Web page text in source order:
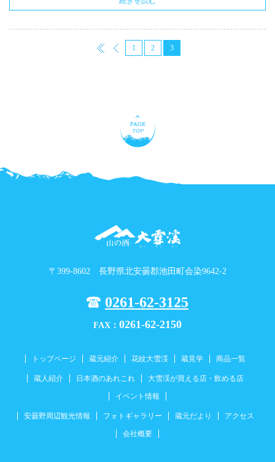
1 2 3
〒399-8602 長野県北安曇郡池田町会染9642-2
0261-62-3125
FAX： 0261-62-2150
トップページ 蔵元紹介 花紋大雪渓 蔵見学 商品一覧
蔵人紹介 日本酒のあれこれ 大雪渓が買える店・飲める店
イベント情報
安曇野周辺観光情報 フォトギャラリー 蔵元だより アクセス
会社概要